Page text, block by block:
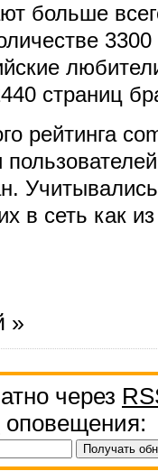
больше
страниц
рейтинга
в сеть как
»
через
оповещения: